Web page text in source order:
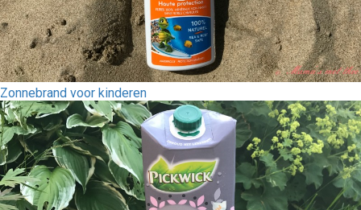
Zonnebrand voor kinderen